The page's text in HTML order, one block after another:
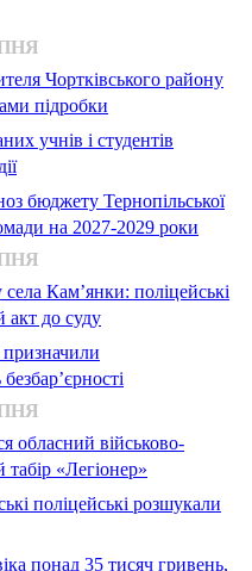
Чортківського району
підробки
учнів і студентів
бюджету Тернопільської
на 2027-2029 роки
Кам’янки: поліцейські
акт до суду
призначили
обласний військово-
«Легіонер»
поліцейські розшукали
понад 35 тисяч гривень,